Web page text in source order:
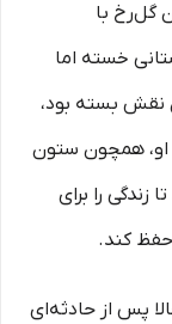
گل‌رخ با
خسته اما
نقش بسته بود،
او، همچون ستون
زندگی را برای
کند.
پس از حادثه‌ای